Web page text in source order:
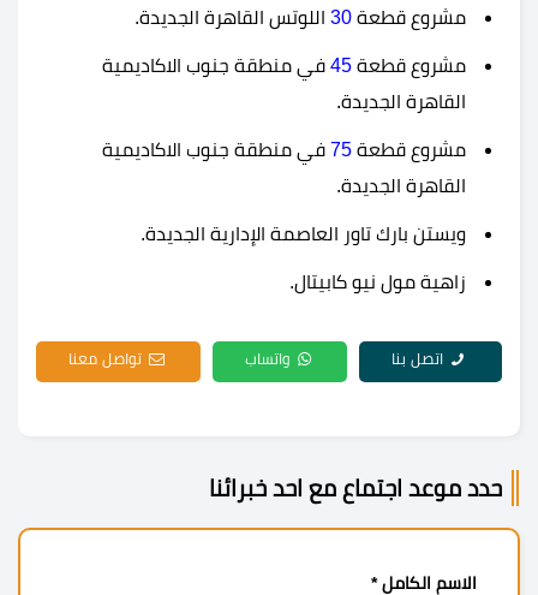
مشروع قطعة 30 اللوتس القاهرة الجديدة.
مشروع قطعة 45 في منطقة جنوب الاكاديمية
القاهرة الجديدة.
مشروع قطعة 75 في منطقة جنوب الاكاديمية
القاهرة الجديدة.
ويستن بارك تاور العاصمة الإدارية الجديدة.
زاهية مول نيو كابيتال.
اتصل بنا واتساب تواصل معنا
حدد موعد اجتماع مع احد خبرائنا
الاسم الكامل *